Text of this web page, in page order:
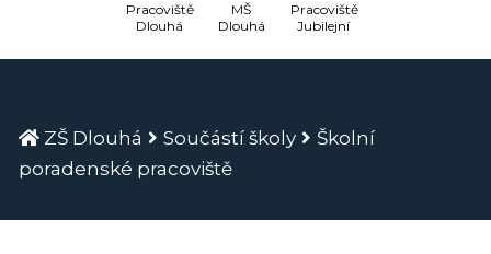
Pracoviště
Dlouhá
MŠ
Dlouhá
Pracoviště
Jubilejní
ZŠ Dlouhá Součástí školy
Školní
poradenské pracoviště